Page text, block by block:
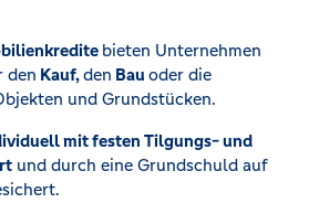
bieten Unternehmen
den Kauf,den Bau oder die
und Grundstücken.
mit festen Tilgungs- und
und durch eine Grundschuld auf